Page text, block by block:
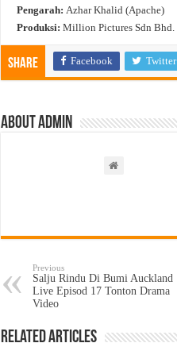
Pengarah: Azhar Khalid (Apache)
Produksi: Million Pictures Sdn Bhd.
Share Facebook Twitter
About admin
Previous
Salju Rindu Di Bumi Auckland
Live Episod 17 Tonton Drama
Video
Related Articles